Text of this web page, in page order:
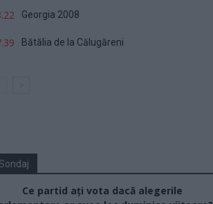
Georgia 2008
Bătălia de la Călugăreni
Ce partid ați vota dacă alegerile